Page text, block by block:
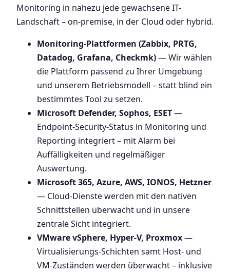
Monitoring in nahezu jede gewachsene IT-
Landschaft – on-premise, in der Cloud oder hybrid.
Monitoring-Plattformen (Zabbix, PRTG,
Datadog, Grafana, Checkmk)— Wir wählen
die Plattform passend zu Ihrer Umgebung
und unserem Betriebsmodell – statt blind ein
bestimmtes Tool zu setzen.
Microsoft Defender, Sophos, ESET—
Endpoint-Security-Status in Monitoring und
Reporting integriert – mit Alarm bei
Auffälligkeiten und regelmäßiger
Auswertung.
Microsoft 365, Azure, AWS, IONOS, Hetzner
— Cloud-Dienste werden mit den nativen
Schnittstellen überwacht und in unsere
zentrale Sicht integriert.
VMware vSphere, Hyper-V, Proxmox—
Virtualisierungs-Schichten samt Host- und
VM-Zuständen werden überwacht – inklusive